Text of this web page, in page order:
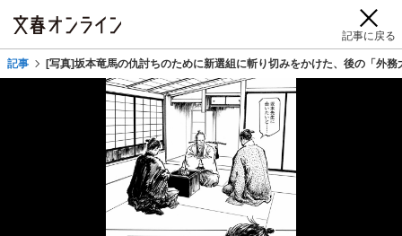
記事に戻る
記事 [写真]坂本竜馬の仇討ちのために新選組に斬り切みをかけた、後の「外